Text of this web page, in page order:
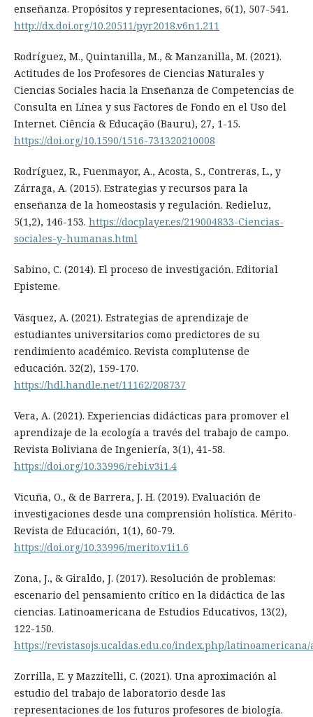
enseñanza. Propósitos y representaciones, 6(1), 507-541.
http://dx.doi.org/10.20511/pyr2018.v6n1.211
Rodríguez, M., Quintanilla, M., & Manzanilla, M. (2021).
Actitudes de los Profesores de Ciencias Naturales y
Ciencias Sociales hacia la Enseñanza de Competencias de
Consulta en Línea y sus Factores de Fondo en el Uso del
Internet. Ciência & Educação (Bauru), 27, 1-15.
https://doi.org/10.1590/1516-731320210008
Rodríguez, R., Fuenmayor, A., Acosta, S., Contreras, L., y
Zárraga, A. (2015). Estrategias y recursos para la
enseñanza de la homeostasis y regulación. Redieluz,
5(1,2), 146-153. https://docplayer.es/219004833-Ciencias-
sociales-y-humanas.html
Sabino, C. (2014). El proceso de investigación. Editorial
Episteme.
Vásquez, A. (2021). Estrategias de aprendizaje de
estudiantes universitarios como predictores de su
rendimiento académico. Revista complutense de
educación. 32(2), 159-170.
https://hdl.handle.net/11162/208737
Vera, A. (2021). Experiencias didácticas para promover el
aprendizaje de la ecología a través del trabajo de campo.
Revista Boliviana de Ingeniería, 3(1), 41-58.
https://doi.org/10.33996/rebi.v3i1.4
Vicuña, O., & de Barrera, J. H. (2019). Evaluación de
investigaciones desde una comprensión holística. Mérito-
Revista de Educación, 1(1), 60-79.
https://doi.org/10.33996/merito.v1i1.6
Zona, J., & Giraldo, J. (2017). Resolución de problemas:
escenario del pensamiento crítico en la didáctica de las
ciencias. Latinoamericana de Estudios Educativos, 13(2),
122-150.
https://revistasojs.ucaldas.edu.co/index.php/
Zorrilla, E. y Mazzitelli, C. (2021). Una aproximación al
estudio del trabajo de laboratorio desde las
representaciones de los futuros profesores de biología.